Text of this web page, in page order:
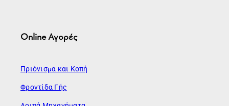
Online Αγορές
Πριόνισμα και Κοπή
Φροντίδα Γής